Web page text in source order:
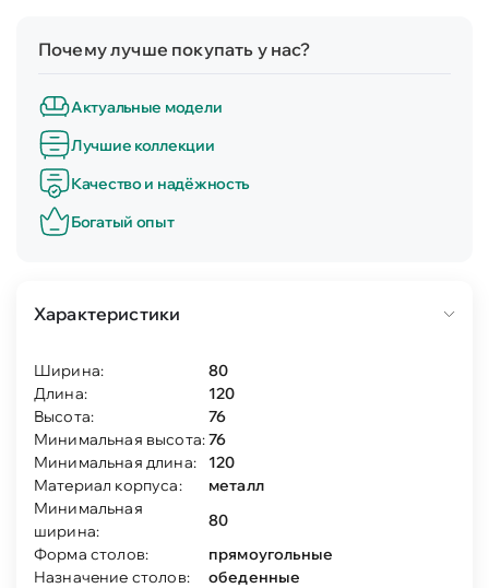
Почему лучше покупать у нас?
Актуальные модели
Лучшие коллекции
Качество и надёжность
Богатый опыт
Характеристики
Ширина:
80
Длина:
120
Высота:
76
Минимальная высота:76
Минимальная длина:
120
Материал корпуса:
металл
Минимальная
ширина:
80
Форма столов:
прямоугольные
Назначение столов:
обеденные